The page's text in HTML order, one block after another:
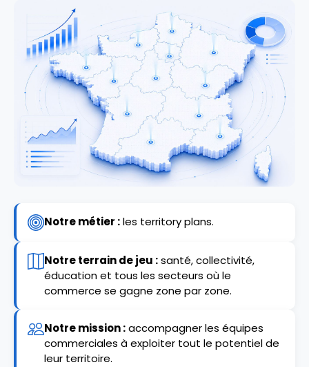
Notre métier :les territory plans.
Notre terrain de jeu :santé, collectivité,
éducation et tous les secteurs où le
commerce se gagne zone par zone.
Notre mission :accompagner les équipes
commerciales à exploiter tout le potentiel de
leur territoire.